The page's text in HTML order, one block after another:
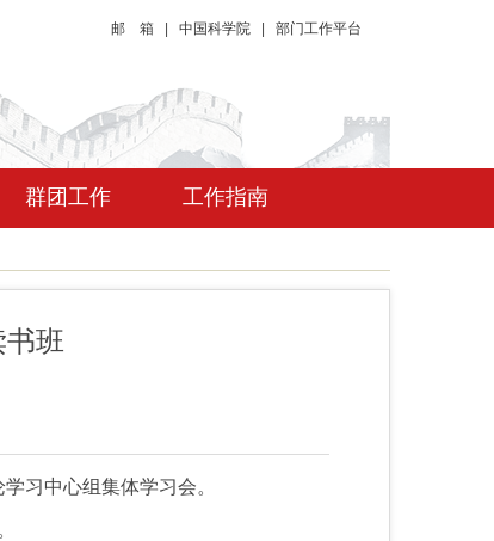
邮 箱 中国科学院 部门工作平台
群团工作 工作指南
班
习中心组集体学习会。